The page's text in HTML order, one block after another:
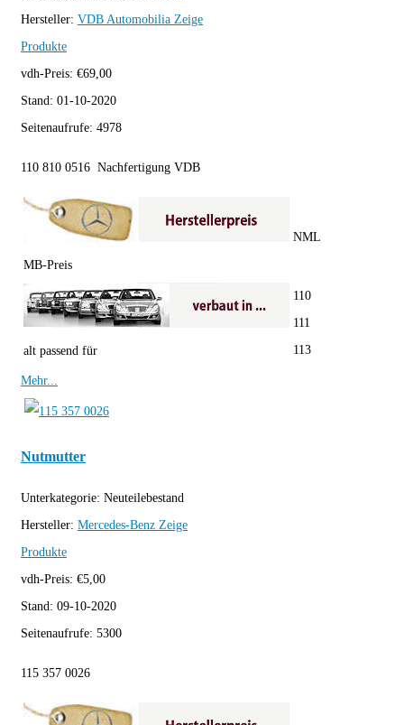
Hersteller: VDB Automobilia Zeige
Produkte
vdh-Preis: €69,00
Stand: 01-10-2020
Seitenaufrufe: 4978
110 810 0516 Nachfertigung VDB
MB-Preis
NML
alt passend für
110
111
113
Mehr...
Nutmutter
Unterkategorie: Neuteilebestand
Hersteller: Mercedes-Benz Zeige
Produkte
vdh-Preis: €5,00
Stand: 09-10-2020
Seitenaufrufe: 5300
115 357 0026